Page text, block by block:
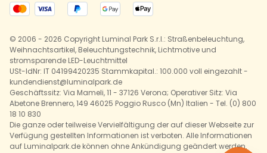
© 2006 - 2026 Copyright Luminal Park S.r.l.: Straßenbeleuchtung,
Weihnachtsartikel, Beleuchtungstechnik, Lichtmotive und
stromsparende LED-Leuchtmittel
USt-IdNr: IT 04199420235 Stammkapital.: 100.000 voll eingezahlt -
kundendienst@luminalpark.de
Geschäftssitz: Via Mameli, 11 - 37126 Verona; Operativer Sitz: Via
Abetone Brennero, 149 46025 Poggio Rusco (Mn) Italien - Tel. (0) 800
18 10 830
Die ganze oder teilweise Vervielfältigung der auf dieser Webseite zur
Verfügung gestellten Informationen ist verboten. Alle Informationen
auf Luminalpark.de können ohne Ankündigung geändert werden.